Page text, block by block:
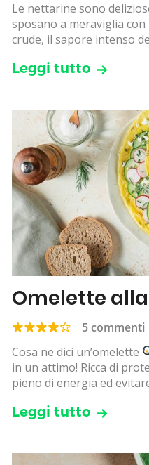
Le nettarine sono
sposano a meraviglia
crude, il sapore intenso
Leggi tutto
Omelette
5 commenti
Cosa ne dici un’omelette
in un attimo! Ricca di
pieno di energia ed
Leggi tutto